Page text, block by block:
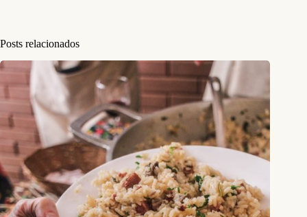
Posts relacionados